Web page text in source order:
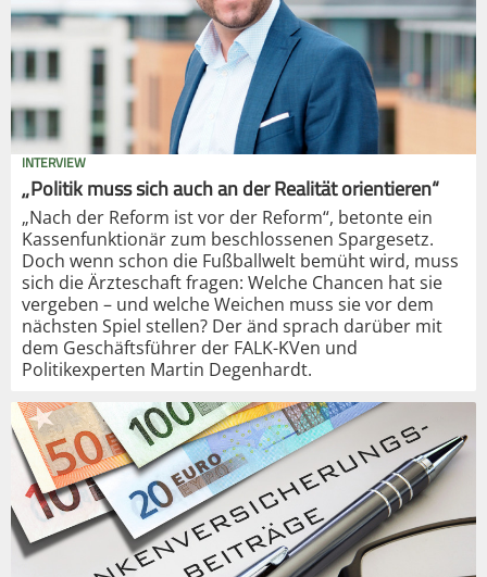
INTERVIEW
„Politik muss sich auch an der Realität orientieren“
„Nach der Reform ist vor der Reform“, betonte ein
Kassenfunktionär zum beschlossenen Spargesetz.
Doch wenn schon die Fußballwelt bemüht wird, muss
sich die Ärzteschaft fragen: Welche Chancen hat sie
vergeben – und welche Weichen muss sie vor dem
nächsten Spiel stellen? Der änd sprach darüber mit
dem Geschäftsführer der FALK-KVen und
Politikexperten Martin Degenhardt.